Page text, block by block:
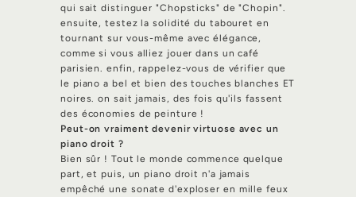
qui sait distinguer "Chopsticks" de "Chopin".
ensuite, testez la solidité du tabouret en
tournant sur vous-même avec élégance,
comme si vous alliez jouer dans un café
parisien. enfin, rappelez-vous de vérifier que
le piano a bel et bien des touches blanches ET
noires. on sait jamais, des fois qu'ils fassent
des économies de peinture !
Peut-on vraiment devenir virtuose avec un
piano droit ?
Bien sûr ! Tout le monde commence quelque
part, et puis, un piano droit n'a jamais
empêché une sonate d'exploser en mille feux